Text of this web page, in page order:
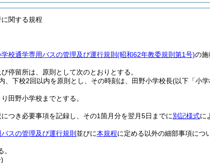
関する規程
校通学専用バスの管理及び運行規則 (昭和62年教委規則第1号)の施
停留所は、原則として次のとおりとする。
、下校2回以内を原則とし、その時刻は、田野小学校長(以下「小
田野小学校までとする。
つき必要事項を記録し、その1箇月分を翌月5日までに別記様式に
スの管理及び運行規則 並びに本規程に定める以外の細部事項につ